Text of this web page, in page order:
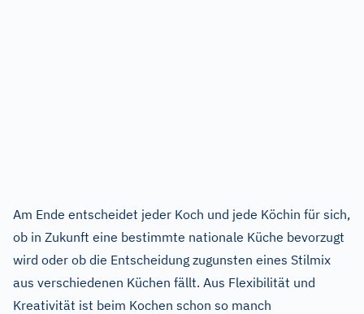
Am Ende entscheidet jeder Koch und jede Köchin für sich,
ob in Zukunft eine bestimmte nationale Küche bevorzugt
wird oder ob die Entscheidung zugunsten eines Stilmix
aus verschiedenen Küchen fällt. Aus Flexibilität und
Kreativität ist beim Kochen schon so manch